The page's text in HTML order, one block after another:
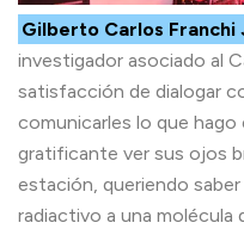
Gilberto Carlos Franchi
investigador asociado al
satisfacción de dialogar
comunicarles lo que hago
gratificante ver sus ojos
estación, queriendo
radiactivo a una molécula